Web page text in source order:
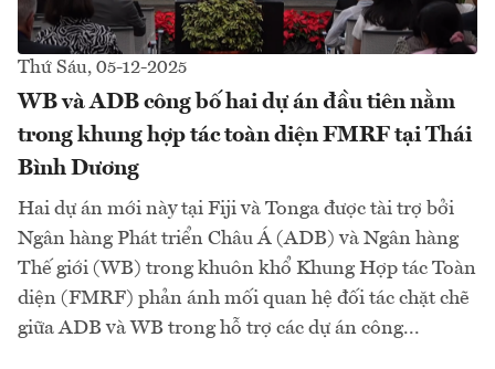
Thứ Sáu, 05-12-2025
WB và ADB công bố hai dự án đầu tiên nằm
trong khung hợp tác toàn diện FMRF tại Thái
Bình Dương
Hai dự án mới này tại Fiji và Tonga được tài trợ bởi
Ngân hàng Phát triển Châu Á (ADB) và Ngân hàng
Thế giới (WB) trong khuôn khổ Khung Hợp tác Toàn
diện (FMRF) phản ánh mối quan hệ đối tác chặt chẽ
giữa ADB và WB trong hỗ trợ các dự án công...